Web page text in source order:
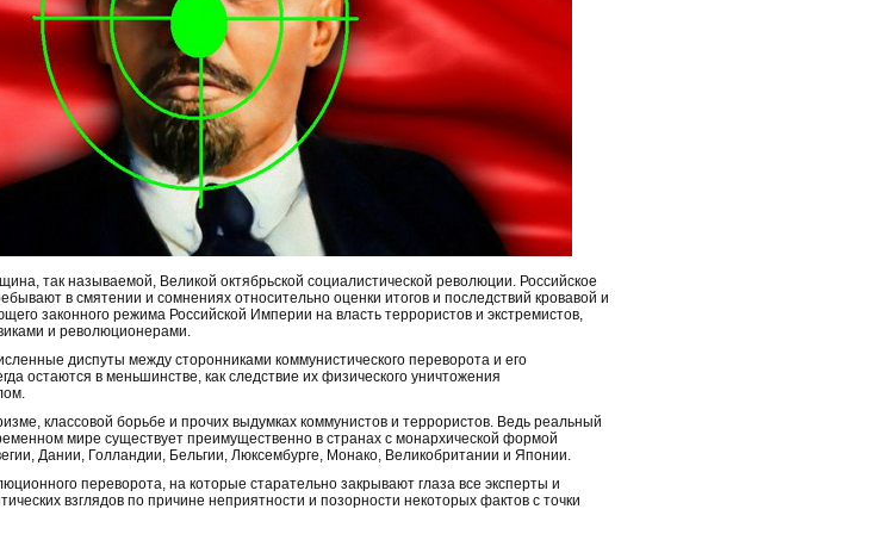
так называемой, Великой октябрьской социалистической революции. Российское
в смятении и сомнениях относительно оценки итогов и последствий кровавой и
законного режима Российской Империи на власть террористов и экстремистов,
и революционерами.
диспуты между сторонниками коммунистического переворота и его
остаются в меньшинстве, как следствие их физического уничтожения
классовой борьбе и прочих выдумках коммунистов и террористов. Ведь реальный
мире существует преимущественно в странах с монархической формой
Дании, Голландии, Бельгии, Люксембурге, Монако, Великобритании и Японии.
переворота, на которые старательно закрывают глаза все эксперты и
взглядов по причине неприятности и позорности некоторых фактов с точки